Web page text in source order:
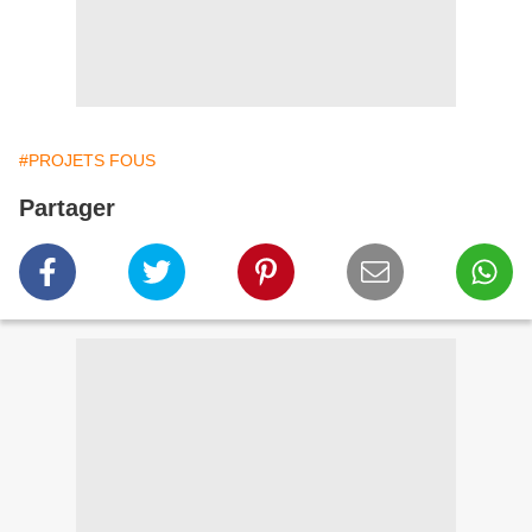
#PROJETS FOUS
Partager